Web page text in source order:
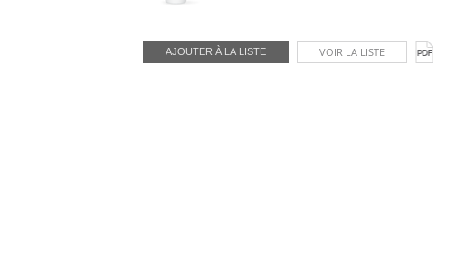
VOIR LA LISTE